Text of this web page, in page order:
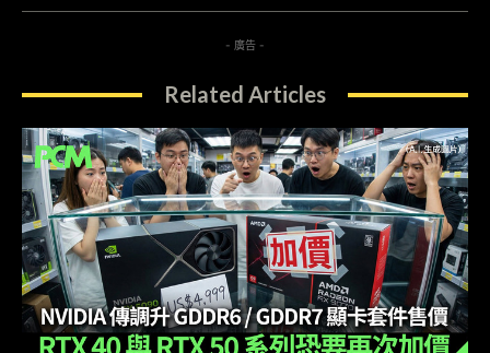
- 廣告 -
Related Articles